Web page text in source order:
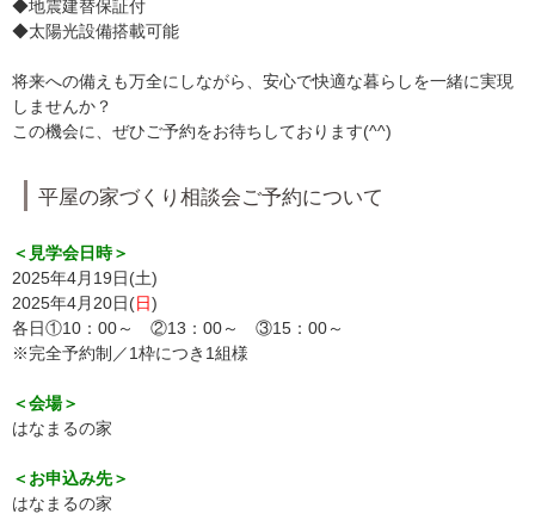
◆地震建替保証付
◆太陽光設備搭載可能
将来への備えも万全にしながら、安心で快適な暮らしを一緒に実現
しませんか？
この機会に、ぜひご予約をお待ちしております(^^)
平屋の家づくり相談会ご予約について
＜見学会日時＞
2025年4月19日(土)
2025年4月20日(日)
各日①10：00～ ②13：00～ ③15：00～
※完全予約制／1枠につき1組様
＜会場＞
はなまるの家
＜お申込み先＞
はなまるの家